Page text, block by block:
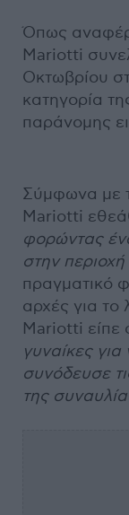
Όπως
Mariotti
Οκτωβρίου
κατηγορία
παράνομης
Σύμφωνα με
Mariotti
φορώντας
στην
πραγματικό
αρχές για το
Mariotti είπε
γυναίκες
συνόδευσε
της